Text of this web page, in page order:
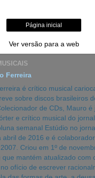
Página inicial
Ver versão para a web
Ferreira
é crítico musical
sobre discos brasileiros
de CDs, Mauro é
e crítico musical do
semanal Estúdio no
abril de 2016 e é
Criou em 1º de
que mantém atualizado com
ofício de escrever